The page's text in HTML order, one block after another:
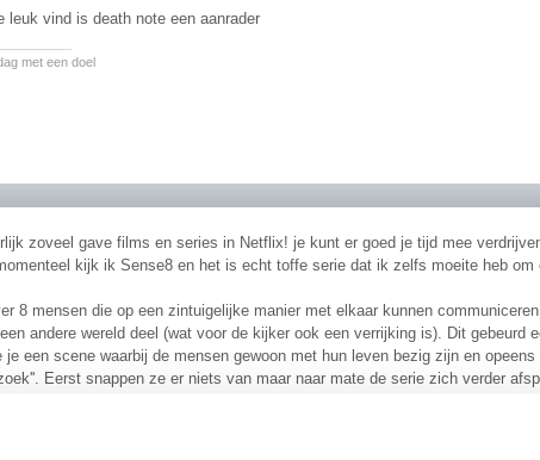
leuk vind is death note een aanrader
met een doel
zoveel gave films en series in Netflix! je kunt er goed je tijd mee
kijk ik Sense8 en het is echt toffe serie dat ik zelfs moeite heb
8 mensen die op een zintuigelijke manier met elkaar kunnen
andere wereld deel (wat voor de kijker ook een verrijking is). Dit gebeurd
je een scene waarbij de mensen gewoon met hun leven bezig zijn en
Eerst snappen ze er niets van maar naar mate de serie zich verder